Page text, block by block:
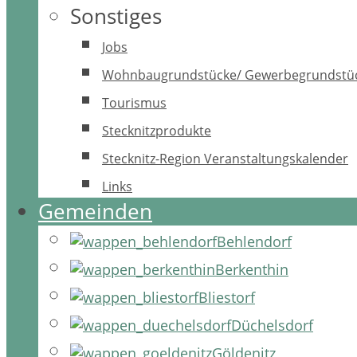
Sonstiges
Jobs
Wohnbaugrundstücke/
Tourismus
Stecknitzprodukte
Stecknitz-Region Veranstaltungskalender
Links
Gemeinden
Behlendorf
Berkenthin
Bliestorf
Düchelsdorf
Göldenitz